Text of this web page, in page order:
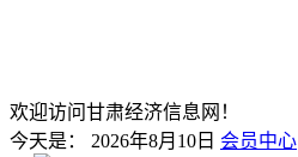
欢迎访问甘肃经济信息网！
今天是： 2026年8月10日 会员中心